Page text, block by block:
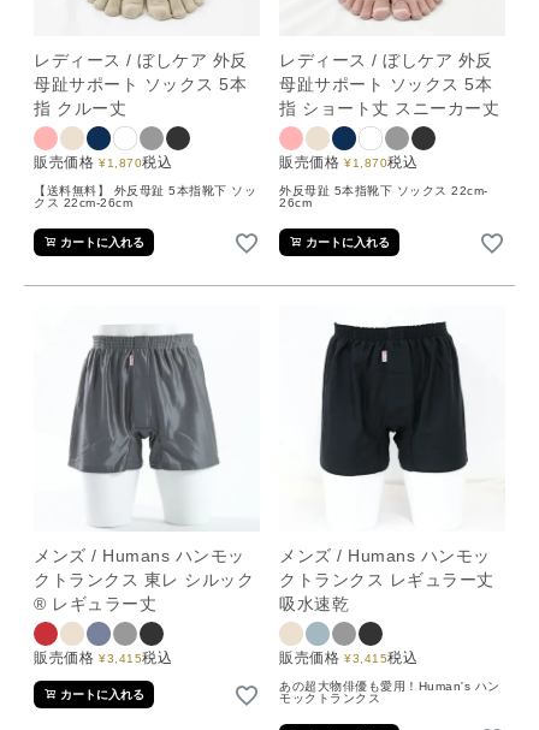
レディース / ぼしケア 外反
母趾サポート ソックス 5本
指 クルー丈
販売価格 ¥1,870税込
【送料無料】 外反母趾 5本指靴下 ソッ
クス 22cm-26cm
カートに入れる
レディース / ぼしケア 外反
母趾サポート ソックス 5本
指 ショート丈 スニーカー丈
販売価格 ¥1,870税込
外反母趾 5本指靴下 ソックス 22cm-
26cm
カートに入れる
メンズ / Humans ハンモッ
クトランクス 東レ シルック
® レギュラー丈
販売価格 ¥3,415税込
カートに入れる
メンズ / Humans ハンモッ
クトランクス レギュラー丈
吸水速乾
販売価格 ¥3,415税込
あの超大物俳優も愛用！Human's ハン
モックトランクス